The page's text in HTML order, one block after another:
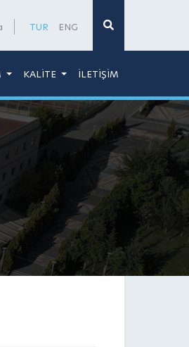
TUR ENG
KALİTE İLETİŞİM